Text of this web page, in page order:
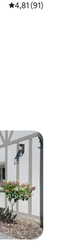
Prosječna ocjena:
4,81 (91)
„Odabrali gosti”